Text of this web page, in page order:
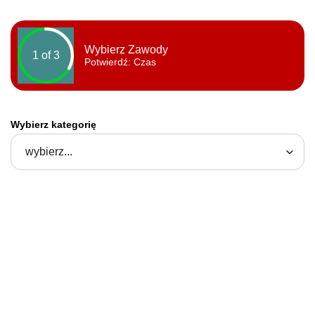
1 of 3 Wybierz Zawody
Potwierdź: Czas
Wybierz kategorię
wybierz...